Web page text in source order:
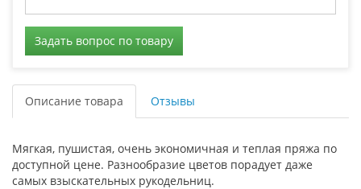
Задать вопрос по товару
Описание товара Отзывы
Мягкая, пушистая, очень экономичная и теплая пряжа по
доступной цене. Разнообразие цветов порадует даже
самых взыскательных рукодельниц.